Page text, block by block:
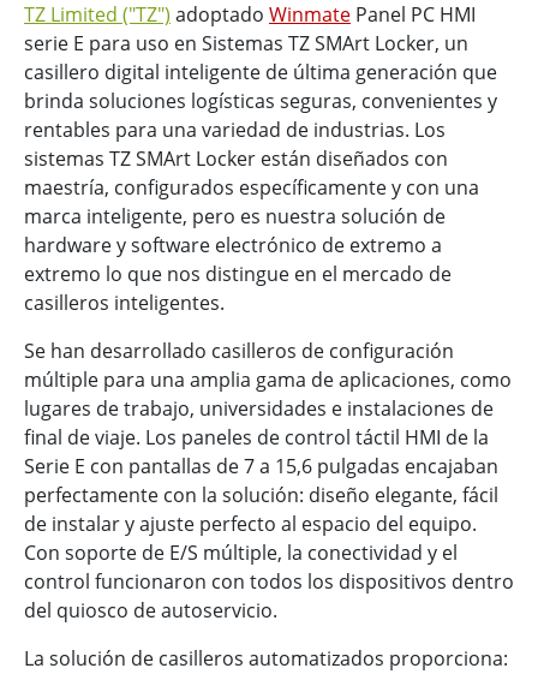
TZ Limited ("TZ") adoptado Winmate Panel PC HMI
serie E para uso en Sistemas TZ SMArt Locker, un
casillero digital inteligente de última generación que
brinda soluciones logísticas seguras, convenientes y
rentables para una variedad de industrias. Los
sistemas TZ SMArt Locker están diseñados con
maestría, configurados específicamente y con una
marca inteligente, pero es nuestra solución de
hardware y software electrónico de extremo a
extremo lo que nos distingue en el mercado de
casilleros inteligentes.
Se han desarrollado casilleros de configuración
múltiple para una amplia gama de aplicaciones, como
lugares de trabajo, universidades e instalaciones de
final de viaje. Los paneles de control táctil HMI de la
Serie E con pantallas de 7 a 15,6 pulgadas encajaban
perfectamente con la solución: diseño elegante, fácil
de instalar y ajuste perfecto al espacio del equipo.
Con soporte de E/S múltiple, la conectividad y el
control funcionaron con todos los dispositivos dentro
del quiosco de autoservicio.
La solución de casilleros automatizados proporciona: